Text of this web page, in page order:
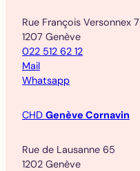
Rue François Versonnex 7
1207 Genève
022 512 62 12
Mail
Whatsapp
CHD Genève Cornavin
Rue de Lausanne 65
1202 Genève